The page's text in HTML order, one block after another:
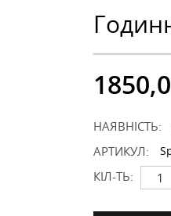
ГОДИННИКИ
НАЯВНІСТЬ:
АРТИКУЛ:
КІЛ-ТЬ: